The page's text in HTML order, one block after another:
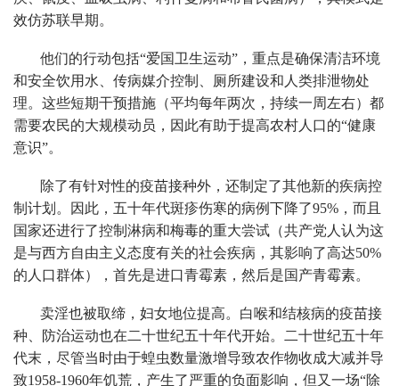
效仿苏联早期。
他们的行动包括“爱国卫生运动”，重点是确保清洁环境
和安全饮用水、传病媒介控制、厕所建设和人类排泄物处
理。这些短期干预措施（平均每年两次，持续一周左右）都
需要农民的大规模动员，因此有助于提高农村人口的“健康
意识”。
除了有针对性的疫苗接种外，还制定了其他新的疾病控
制计划。因此，五十年代斑疹伤寒的病例下降了95%，而且
国家还进行了控制淋病和梅毒的重大尝试（共产党人认为这
是与西方自由主义态度有关的社会疾病，其影响了高达50%
的人口群体），首先是进口青霉素，然后是国产青霉素。
卖淫也被取缔，妇女地位提高。白喉和结核病的疫苗接
种、防治运动也在二十世纪五十年代开始。二十世纪五十年
代末，尽管当时由于蝗虫数量激增导致农作物收成大减并导
致1958-1960年饥荒，产生了严重的负面影响，但又一场“除